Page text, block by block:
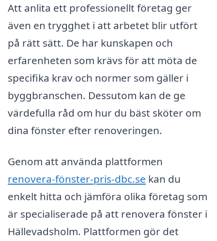
Att anlita ett professionellt företag ger
även en trygghet i att arbetet blir utfört
på rätt sätt. De har kunskapen och
erfarenheten som krävs för att möta de
specifika krav och normer som gäller i
byggbranschen. Dessutom kan de ge
värdefulla råd om hur du bäst sköter om
dina fönster efter renoveringen.
Genom att använda plattformen
renovera-fönster-pris-dbc.se kan du
enkelt hitta och jämföra olika företag som
är specialiserade på att renovera fönster i
Hällevadsholm. Plattformen gör det